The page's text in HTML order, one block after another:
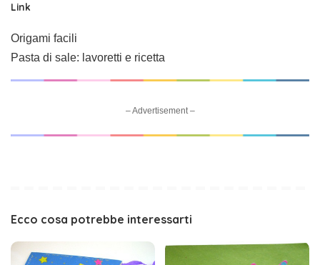
Link
Origami facili
Pasta di sale: lavoretti e ricetta
– Advertisement –
Ecco cosa potrebbe interessarti